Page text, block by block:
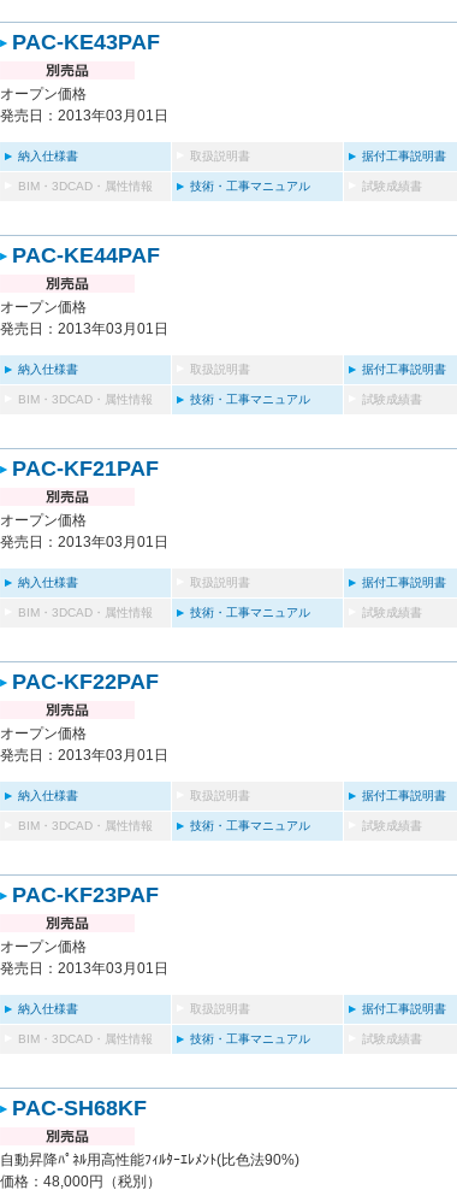
PAC-KE43PAF
オープン価格
発売日：2013年03月01日
納入仕様書 取扱説明書 据付工事説明書
BIM・3DCAD・属性情報 技術・工事マニュアル 試験成績書
PAC-KE44PAF
オープン価格
発売日：2013年03月01日
納入仕様書 取扱説明書 据付工事説明書
BIM・3DCAD・属性情報 技術・工事マニュアル 試験成績書
PAC-KF21PAF
オープン価格
発売日：2013年03月01日
納入仕様書 取扱説明書 据付工事説明書
BIM・3DCAD・属性情報 技術・工事マニュアル 試験成績書
PAC-KF22PAF
オープン価格
発売日：2013年03月01日
納入仕様書 取扱説明書 据付工事説明書
BIM・3DCAD・属性情報 技術・工事マニュアル 試験成績書
PAC-KF23PAF
オープン価格
発売日：2013年03月01日
納入仕様書 取扱説明書 据付工事説明書
BIM・3DCAD・属性情報 技術・工事マニュアル 試験成績書
PAC-SH68KF
自動昇降ﾊﾟﾈﾙ用高性能ﾌｨﾙﾀｰｴﾚﾒﾝﾄ(比色法90%)
価格：48,000円（税別）